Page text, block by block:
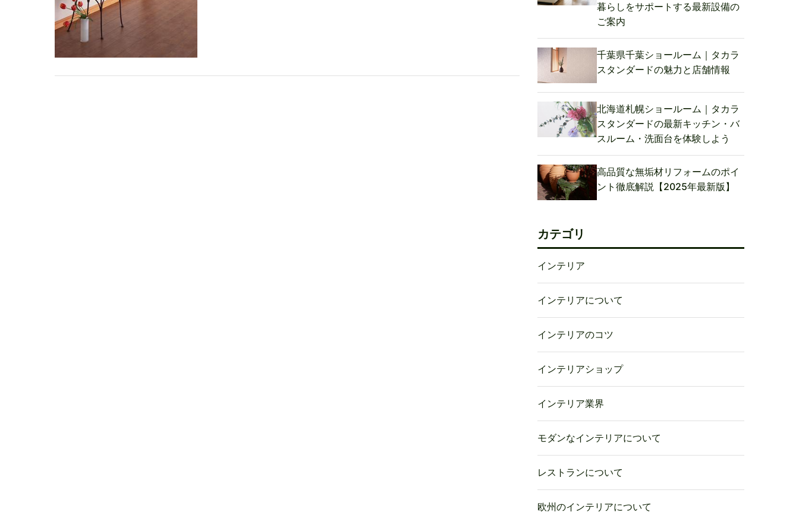
暮らしをサポートする最新設備の
ご案内
千葉県千葉ショールーム｜タカラ
スタンダードの魅力と店舗情報
北海道札幌ショールーム｜タカラ
スタンダードの最新キッチン・バ
スルーム・洗面台を体験しよう
高品質な無垢材リフォームのポイ
ント徹底解説【2025年最新版】
カテゴリ
インテリア
インテリアについて
インテリアのコツ
インテリアショップ
インテリア業界
モダンなインテリアについて
レストランについて
欧州のインテリアについて